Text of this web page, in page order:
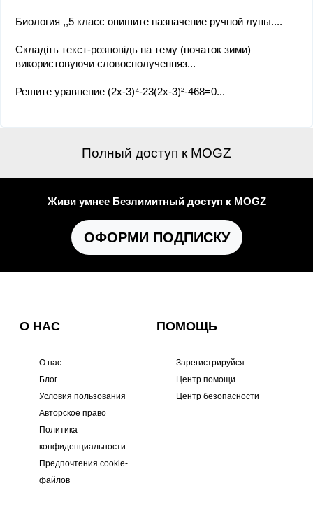
Биология ,,5 класс опишите назначение ручной лупы....
Складіть текст-розповідь на тему (початок зими)
використовуючи словосполученняз...
Решите уравнение (2x-3)⁴-23(2x-3)²-468=0...
Полный доступ к MOGZ
Живи умнее Безлимитный доступ к MOGZ
ОФОРМИ ПОДПИСКУ
О НАС
О нас
Блог
Условия пользования
Авторское право
Политика
конфиденциальности
Предпочтения cookie-
файлов
ПОМОЩЬ
Зарегистрируйся
Центр помощи
Центр безопасности